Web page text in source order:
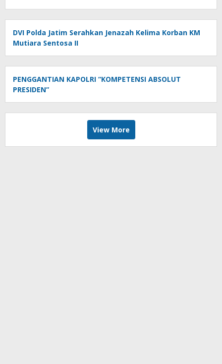
DVI Polda Jatim Serahkan Jenazah Kelima Korban KM
Mutiara Sentosa II
PENGGANTIAN KAPOLRI “KOMPETENSI ABSOLUT
PRESIDEN”
View More